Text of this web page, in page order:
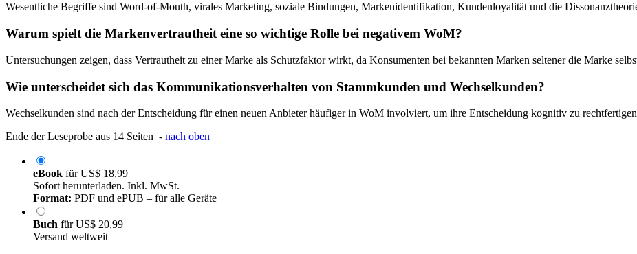
Wesentliche Begriffe sind Word-of-Mouth, virales Marketing, soziale Bindungen, Markenidentifikation, Kundenloyalität und die
Warum spielt die Markenvertrautheit eine so wichtige Rolle bei negativem WoM?
Untersuchungen zeigen, dass Vertrautheit zu einer Marke als Schutzfaktor wirkt, da Konsumenten bei bekannten Marken seltener die Marke
Wie unterscheidet sich das Kommunikationsverhalten von Stammkunden und Wechselkunden?
Wechselkunden sind nach der Entscheidung für einen neuen Anbieter häufiger in WoM involviert, um ihre Entscheidung kognitiv zu
Ende der Leseprobe aus 14 Seiten - nach oben
eBook fürUS$ 18,99
Sofort herunterladen. Inkl. MwSt.
Format: PDF und ePUB – für alle Geräte
Buch fürUS$ 20,99
Versand weltweit